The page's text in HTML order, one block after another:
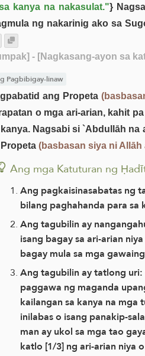
kanya na nakasulat."}
ng nakarinig ako sa
- [Nagkasang-ayon sa
Pagbibigay-linaw
ang Propeta
o mga ari-arian, kahit
Nagsabi si `Abdullāh na
(basbasan siya ni Allāh
Ang mga Katuturan ng
Ang pagkaisinasabatas ng
bilang paghahanda para
Ang tagubilin ay
isang bagay sa ari-arian
bagay mula sa mga
Ang tagubilin ay tatlong uri:
paggawa ng maganda
kailangan sa kanya na
inilabas o isang panakip-
man ay ukol sa mga tao
katlo [1/3] ng ari-arian niya